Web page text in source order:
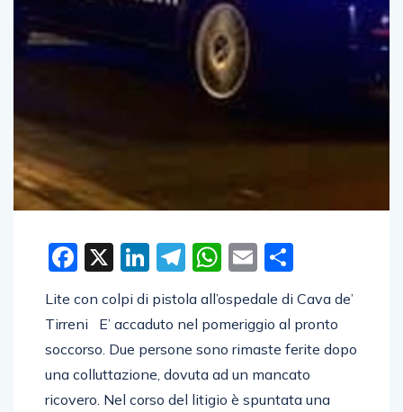
Facebook
X LinkedIn
Telegram
WhatsApp
Email
Lite con colpi di pistola all’ospedale di Cava de’
Tirreni E’ accaduto nel pomeriggio al pronto
soccorso. Due persone sono rimaste ferite dopo
una colluttazione, dovuta ad un mancato
ricovero. Nel corso del litigio è spuntata una